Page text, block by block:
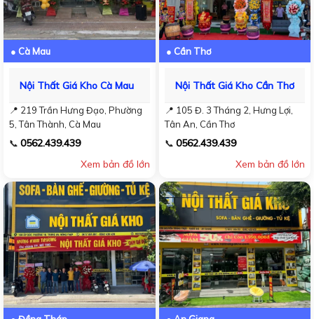
● Cà Mau
Nội Thất Giá Kho Cà Mau
📍 219 Trần Hưng Đạo, Phường
5, Tân Thành, Cà Mau
📞 0562.439.439
Xem bản đồ lớn
● Cần Thơ
Nội Thất Giá Kho Cần Thơ
📍 105 Đ. 3 Tháng 2, Hưng Lợi,
Tân An, Cần Thơ
📞 0562.439.439
Xem bản đồ lớn